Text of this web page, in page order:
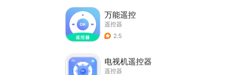
万能遥控
遥控器
2.5
电视机遥控器
遥控器